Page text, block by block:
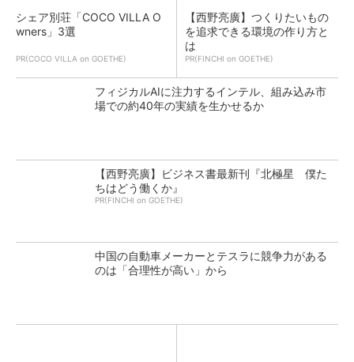
シェア別荘「COCO VILLA O
wners」3選
PR(COCO VILLA on GOETHE)
【西野亮廣】つくりたいもの
を追求できる環境の作り方と
は
PR(FINCHI on GOETHE)
フィジカルAIに注力するインテル、組み込み市
場での約40年の実績を生かせるか
【西野亮廣】ビジネス書最新刊『北極星 僕た
ちはどう働くか』
PR(FINCHI on GOETHE)
中国の自動車メーカーとテスラに競争力がある
のは「合理性が高い」から